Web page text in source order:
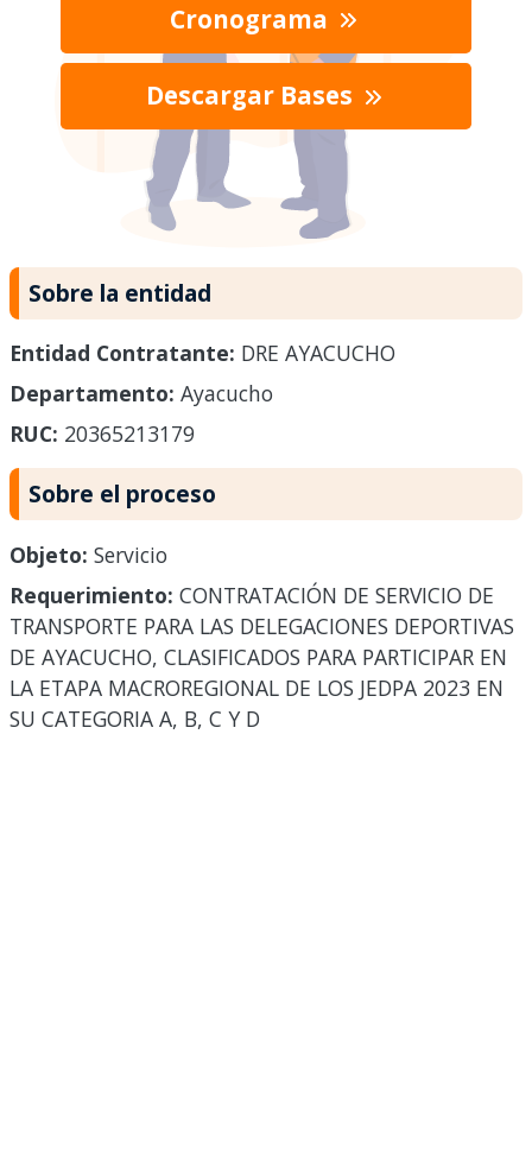
Cronograma
Descargar Bases
Sobre la entidad
Entidad Contratante: DRE AYACUCHO
Departamento: Ayacucho
RUC: 20365213179
Sobre el proceso
Objeto: Servicio
Requerimiento: CONTRATACIÓN DE SERVICIO DE
TRANSPORTE PARA LAS DELEGACIONES DEPORTIVAS
DE AYACUCHO, CLASIFICADOS PARA PARTICIPAR EN
LA ETAPA MACROREGIONAL DE LOS JEDPA 2023 EN
SU CATEGORIA A, B, C Y D